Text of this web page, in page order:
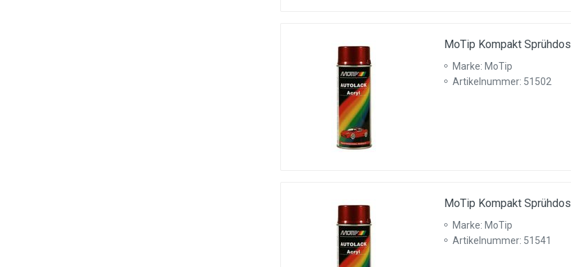
MoTip Kompakt
Marke: MoTip
Artikelnummer: 51502
MoTip Kompakt
Marke: MoTip
Artikelnummer: 51541